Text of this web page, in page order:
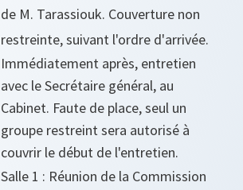
de M. Tarassiouk. Couverture non
restreinte, suivant l'ordre d'arrivée.
Immédiatement après, entretien
avec le Secrétaire général, au
Cabinet. Faute de place, seul un
groupe restreint sera autorisé à
couvrir le début de l'entretien.
Salle 1 : Réunion de la Commission